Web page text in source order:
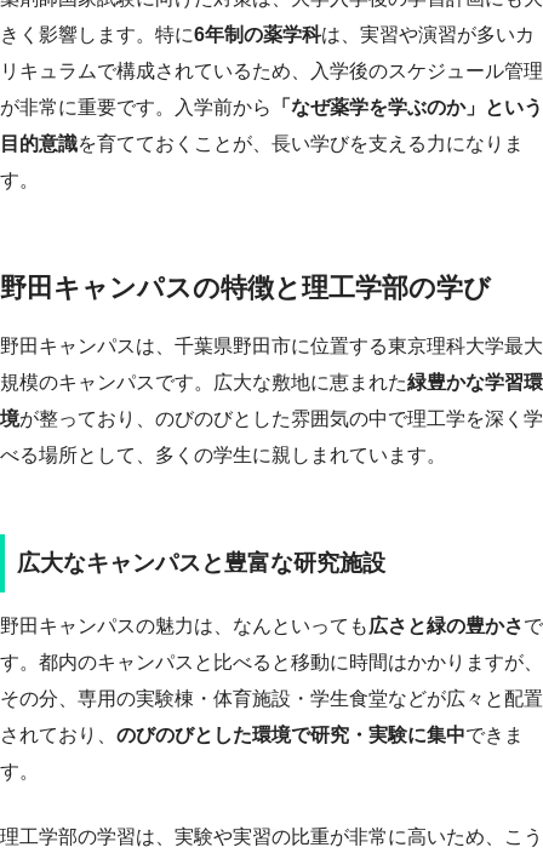
きく影響します。特に6年制の薬学科は、実習や演習が多いカ
リキュラムで構成されているため、入学後のスケジュール管理
が非常に重要です。入学前から
「なぜ薬学を学ぶのか」という
目的意識を育てておくことが、長い学びを支える力になりま
す。
野田キャンパスの特徴と理工学部の学び
野田キャンパスは、千葉県野田市に位置する東京理科大学最大
規模のキャンパスです。広大な敷地に恵まれた緑豊かな学習環
境が整っており、のびのびとした雰囲気の中で理工学を深く学
べる場所として、多くの学生に親しまれています。
広大なキャンパスと豊富な研究施設
野田キャンパスの魅力は、なんといっても広さと緑の豊かさで
す。都内のキャンパスと比べると移動に時間はかかりますが、
その分、専用の実験棟・体育施設・学生食堂などが広々と配置
されており、 のびのびとした環境で研究・実験に集中できま
す。
理工学部の学習は、実験や実習の比重が非常に高いため、こう